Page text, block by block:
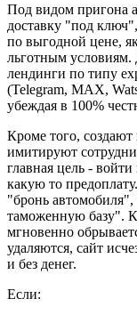
Под видом пригона
доставку "под
по выгодной цене,
льготным условиям.
лендинги по типу
(Telegram, MAX,
убеждая в 100%
Кроме того, создают
имитируют
главная цель -
какую то
"бронь
таможенную базу".
мгновенно
удаляются, сайт
и без денег.
Если: